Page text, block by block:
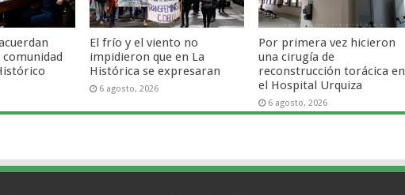
comunidad
El frío y el viento no
impidieron que en La
Histórica se expresaran
6 agosto, 2026
Por primera vez hicieron
una cirugía de
reconstrucción torácica en
el Hospital Urquiza
6 agosto, 2026